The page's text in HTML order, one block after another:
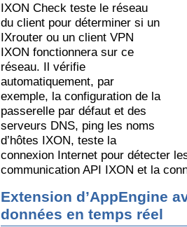
IXON Check teste le réseau
du client pour déterminer si un
IXrouter ou un client VPN
IXON fonctionnera sur ce
réseau. Il vérifie
automatiquement, par
exemple, la configuration de la
passerelle par défaut et des
serveurs DNS, ping les noms
d’hôtes IXON, teste la
connexion Internet pour détecter
communication API IXON et la
Extension d’AppEngine
données en temps réel